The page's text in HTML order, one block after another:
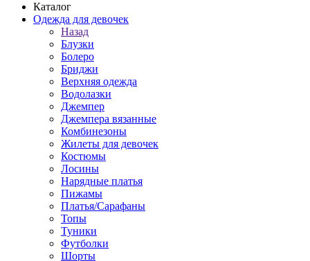
Каталог
Одежда для девочек
Назад
Блузки
Болеро
Бриджи
Верхняя одежда
Водолазки
Джемпер
Джемпера вязанные
Комбинезоны
Жилеты для девочек
Костюмы
Лосины
Нарядные платья
Пижамы
Платья/Сарафаны
Топы
Туники
Футболки
Шорты